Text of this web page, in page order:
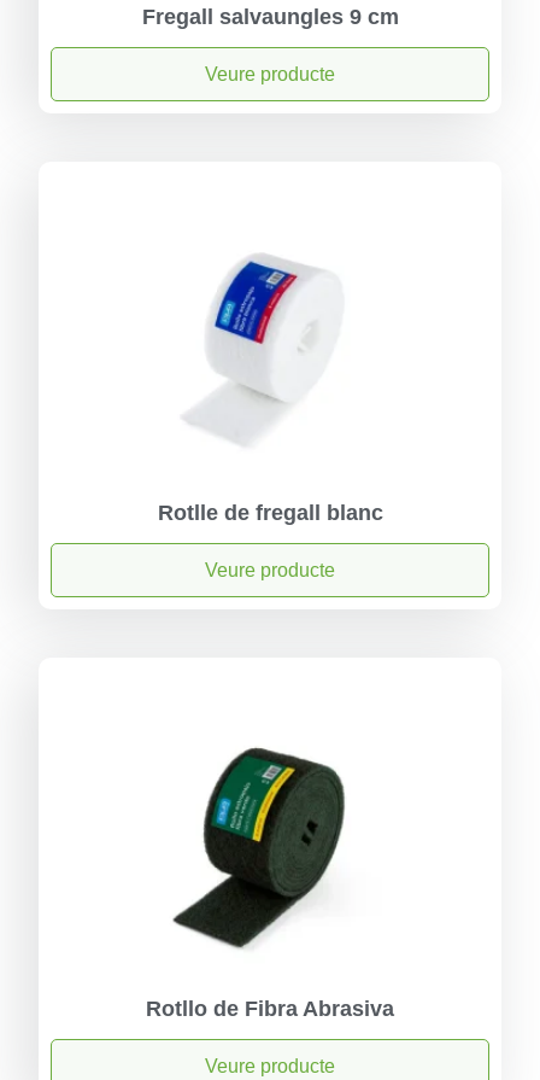
Fregall salvaungles 9 cm
Veure producte
Rotlle de fregall blanc
Veure producte
Rotllo de Fibra Abrasiva
Veure producte